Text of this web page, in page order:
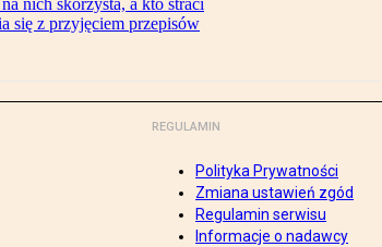
nich skorzysta, a kto straci
się z przyjęciem przepisów
REGULAMIN
Polityka Prywatności
Zmiana ustawień zgód
Regulamin serwisu
Informacje o nadawcy